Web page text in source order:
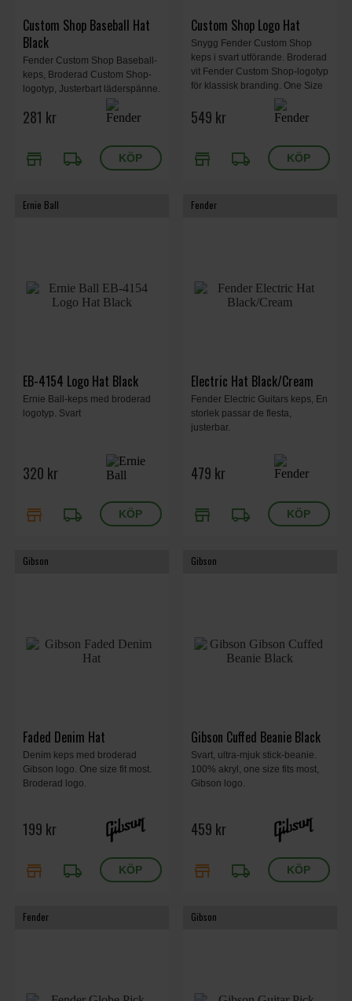
Custom Shop Baseball Hat
Black
Fender Custom Shop Baseball-
keps, Broderad Custom Shop-
logotyp, Justerbart läderspänne.
281 kr
store local_shipping
Custom Shop Logo Hat
Snygg Fender Custom Shop
keps i svart utförande. Broderad
vit Fender Custom Shop-logotyp
för klassisk branding. One Size
549 kr
store local_shipping
Ernie Ball
EB-4154 Logo Hat Black
Ernie Ball-keps med broderad
logotyp. Svart
320 kr
store local_shipping
Fender
Electric Hat Black/Cream
Fender Electric Guitars keps, En
storlek passar de flesta,
justerbar.
479 kr
store local_shipping
Gibson
Faded Denim Hat
Denim keps med broderad
Gibson logo. One size fit most.
Broderad logo.
199 kr
store local_shipping
Gibson
Gibson Cuffed Beanie Black
Svart, ultra-mjuk stick-beanie.
100% akryl, one size fits most,
Gibson logo.
459 kr
store local_shipping
Fender Gibson